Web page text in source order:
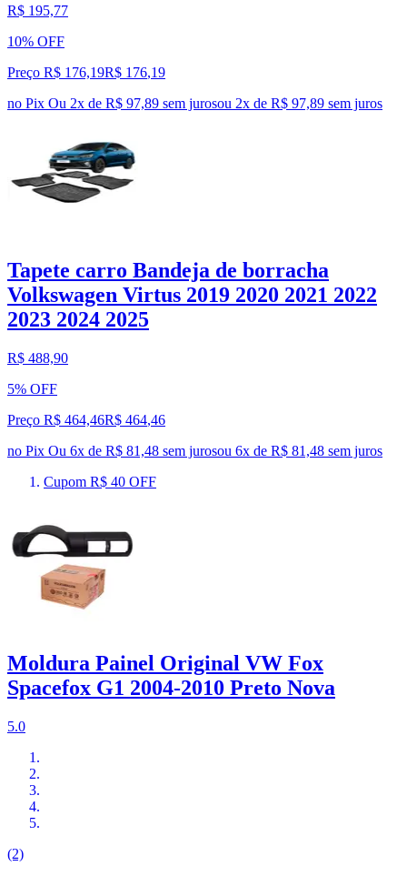
R$ 195,77
10% OFF
Preço R$ 176,19R$ 176,19
no Pix Ou 2x de R$ 97,89 sem jurosou 2x de R$ 97,89 sem juros
Tapete carro Bandeja de borracha
Volkswagen Virtus 2019 2020 2021 2022
2023 2024 2025
R$ 488,90
5% OFF
Preço R$ 464,46R$ 464,46
no Pix Ou 6x de R$ 81,48 sem jurosou 6x de R$ 81,48 sem juros
Cupom R$ 40 OFF
Moldura Painel Original VW Fox
Spacefox G1 2004-2010 Preto Nova
5.0
(2)